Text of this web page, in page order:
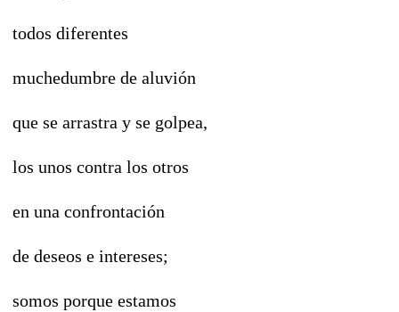
todos diferentes
muchedumbre de aluvión
que se arrastra y se golpea,
los unos contra los otros
en una confrontación
de deseos e intereses;
somos porque estamos